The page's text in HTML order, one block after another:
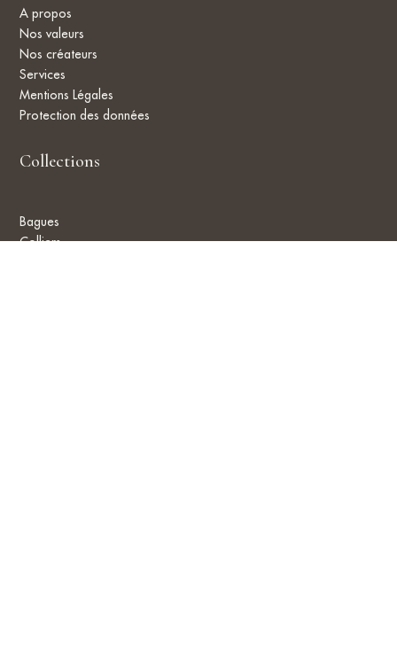
A propos
Nos valeurs
Nos créateurs
Services
Mentions Légales
Protection des données
Collections
Bagues
Colliers